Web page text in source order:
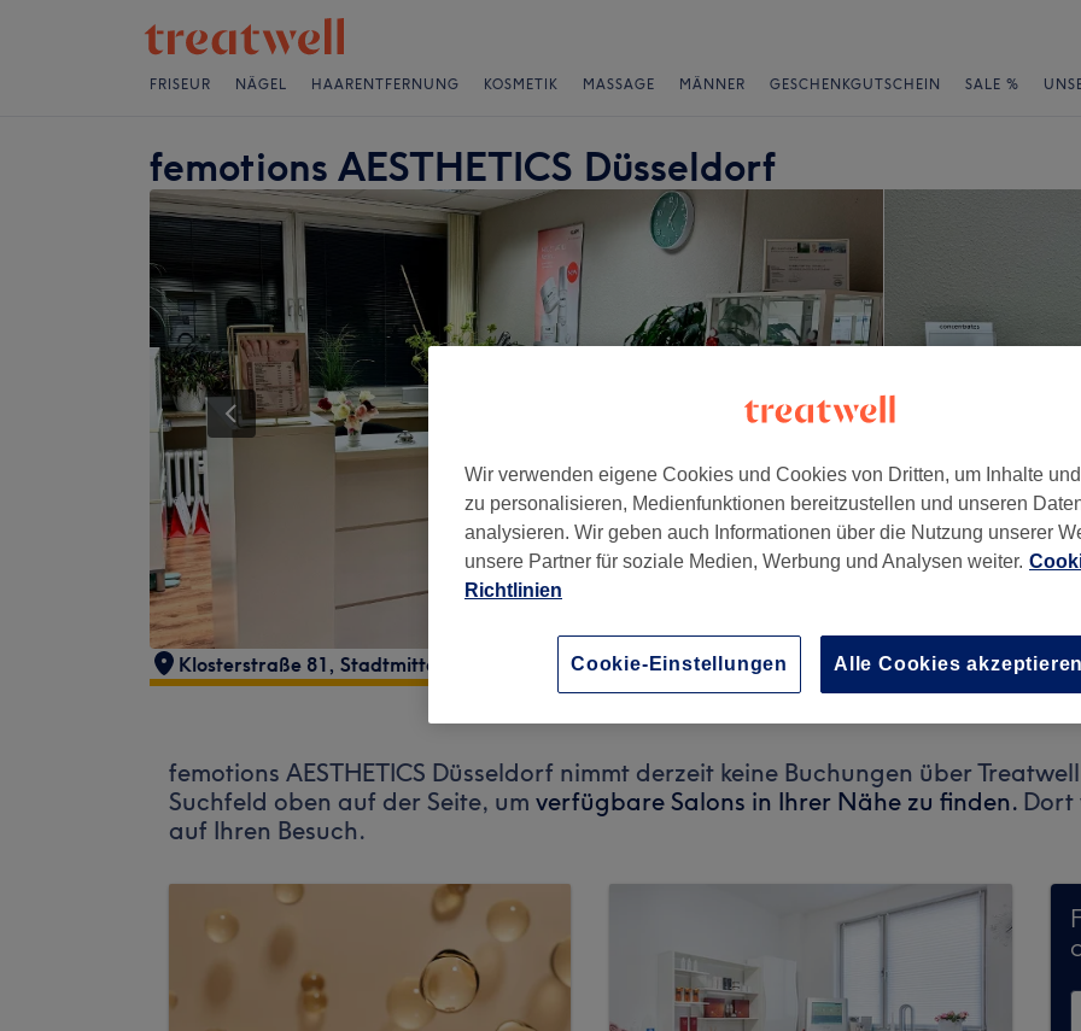
FRISEUR NÄGEL HAARENTFERNUNG KOSMETIK MASSAGE MÄNNER GESCHENKGUTSCHEIN SALE %
femotions AESTHETICS Düsseldorf
Klosterstraße 81 , Stadtmitte 40211
femotions AESTHETICS Düsseldorf nimmt derzeit keine Buchungen über
Suchfeld oben auf der Seite, um verfügbare Salons in Ihrer Nähe zu finden. Dort
auf Ihren Besuch.
Wir verwenden eigene Cookies und Cookies von Dritten, um Inhalte
zu personalisieren, Medienfunktionen bereitzustellen und unseren
analysieren. Wir geben auch Informationen über die Nutzung unserer
unsere Partner für soziale Medien, Werbung und Analysen weiter.
Richtlinien
Cookie-Einstellungen Alle Cookies akzeptieren